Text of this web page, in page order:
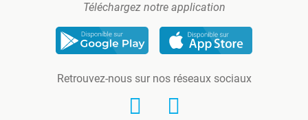
Téléchargez notre application
Retrouvez-nous sur nos réseaux sociaux